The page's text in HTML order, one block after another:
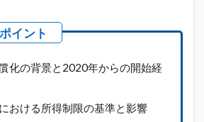
化の背景と2020年からの開始経
おける所得制限の基準と影響